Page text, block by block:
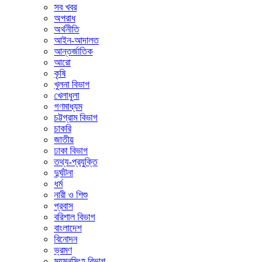
সব খবর
অপরাধ
অর্থনীতি
আইন-আদালত
আন্তর্জাতিক
আরো
কৃষি
খুলনা বিভাগ
খেলাধুলা
গণমাধ্যম
চট্টগ্রাম বিভাগ
চাকরি
জাতীয়
ঢাকা বিভাগ
তথ্য-প্রযুক্তি
দুর্ঘটনা
ধর্ম
নারী ও শিশু
প্রবাস
বরিশাল বিভাগ
বাংলাদেশ
বিনোদন
ভ্রমণ